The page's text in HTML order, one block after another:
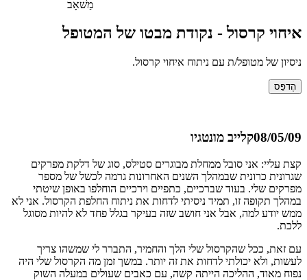
מַשׁאָב
איחוי קרסול - נקודת מבטו של המטופל
ניסיון של מטופל/ת עם ניתוח איחוי קרסול.
הֶדפֵּס
08/05/09קלייב מונטגיו
קצת עליי: אני סובל ממחלת מבוגרים סטילס, סוג של דלקת מפרקים
שגרונית כרונית שבמהלך השנים האחרונות גרמה לכשל של מספר
מפרקים שלי. בעוד שברכיים, כתפיים וירכיים הוחלפו באופן שיטתי
במהלך תקופה זו, תמיד ניסיתי לדחות את ניתוח החלפת הקרסול. אני לא
ממש יודע למה, אבל אני חושב שזה בעיקר בגלל פחד לא להיות מסוגל
ללכת.
עם זאת, ככל שהקרסול שלי הלך והחמיר, התברר לי שמשהו צריך
לעשות, ולא יכולתי לדחות את זה יותר. במשך זמן מה הקרסול שלי היה
נפוח מאוד, ההליכה הייתה קשה, עם כאבים שעולים במעלה השוק